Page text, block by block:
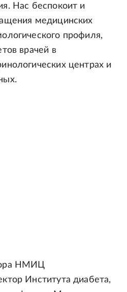
Нас беспокоит и
медицинских
профиля,
врачей в
центрах и
НМИЦ
Института диабета,